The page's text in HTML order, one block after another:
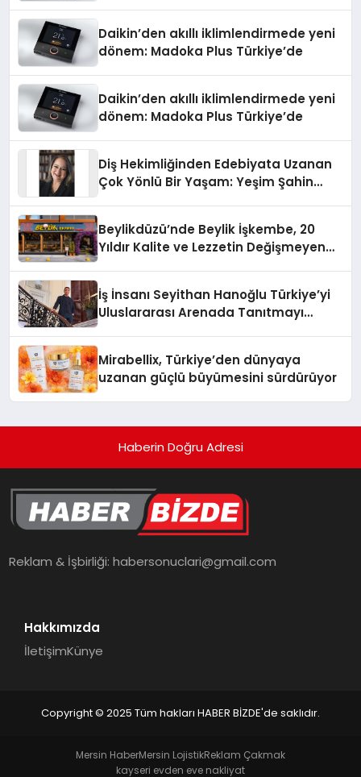
Daikin’den akıllı iklimlendirmede yeni
dönem: Madoka Plus Türkiye’de
Daikin’den akıllı iklimlendirmede yeni
dönem: Madoka Plus Türkiye’de
Diş Hekimliğinden Edebiyata Uzanan
Çok Yönlü Bir Yaşam: Yeşim Şahin
Beylikdüzü’nde Beylik İşkembe, 20
Yıldır Kalite ve Lezzetin Değişmeyen
İş İnsanı Seyithan Hanoğlu Türkiye’yi
Uluslararası Arenada Tanıtmayı
Mirabellix, Türkiye’den dünyaya
uzanan güçlü büyümesini sürdürüyor
Haberin Doğru Adresi
Reklam & İşbirliği:habersonuclari@gmail.com
Hakkımızda
İletişimKünye
Copyright © 2025 Tüm hakları HABER BİZDE'de saklıdır.
Mersin HaberMersin LojistikReklam Çakmak
kayseri evden eve nakliyat